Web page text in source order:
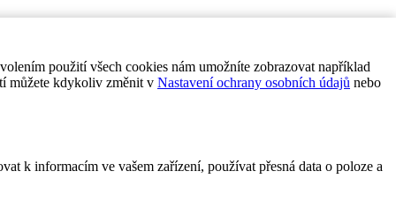
použití všech cookies nám umožníte zobrazovat například
můžete kdykoliv změnit v Nastavení ochrany osobních údajů nebo
k informacím ve vašem zařízení, používat přesná data o poloze a